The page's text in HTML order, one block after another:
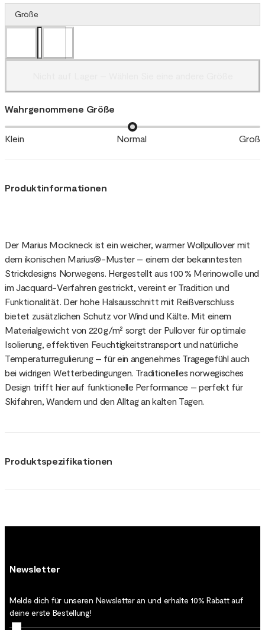
Größe
Wahrgenommene Größe
Klein Normal Groß
Produktinformationen
Der Marius Mockneck ist ein weicher, warmer Wollpullover mit
dem ikonischen Marius®-Muster – einem der bekanntesten
Strickdesigns Norwegens. Hergestellt aus 100 % Merinowolle und
im Jacquard-Verfahren gestrickt, vereint er Tradition und
Funktionalität. Der hohe Halsausschnitt mit Reißverschluss
bietet zusätzlichen Schutz vor Wind und Kälte. Mit einem
Materialgewicht von 220 g/m² sorgt der Pullover für optimale
Isolierung, effektiven Feuchtigkeitstransport und natürliche
Temperaturregulierung – für ein angenehmes Tragegefühl auch
bei widrigen Wetterbedingungen. Traditionelles norwegisches
Design trifft hier auf funktionelle Performance – perfekt für
Skifahren, Wandern und den Alltag an kalten Tagen.
Produktspezifikationen
Newsletter
Melde dich für unseren Newsletter an und erhalte 10% Rabatt auf
deine erste Bestellung!